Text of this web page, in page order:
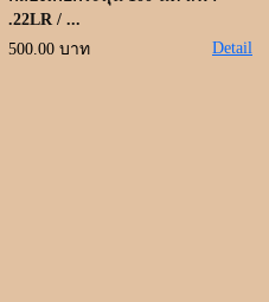
.22LR / ...
500.00 บาท
Detail